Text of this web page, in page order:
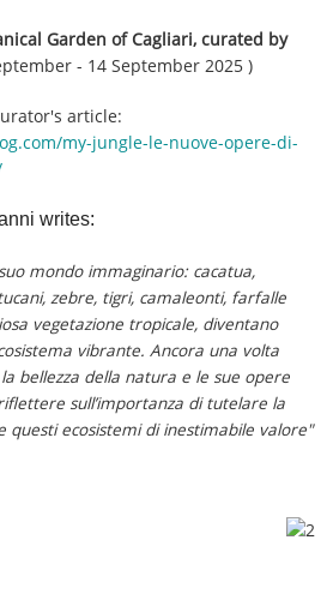
Garden of Cagliari, curated by
- 14 September 2025 )
article:
my-jungle-le-nuove-opere-di-
writes:
mondo immaginario: cacatua,
zebre, tigri, camaleonti, farfalle
vegetazione tropicale, diventano
vibrante. Ancora una volta
bellezza della natura e le sue opere
sull’importanza di tutelare la
questi ecosistemi di inestimabile valore"